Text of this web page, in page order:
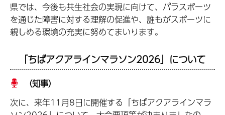
県では、今後も共生社会の実現に向けて、パラスポーツ
を通じた障害に対する理解の促進や、誰もがスポーツに
親しめる環境の充実に努めてまいります。
「ちばアクアラインマラソン2026」について
（知事）
次に、来年11月8日に開催する「ちばアクアラインマラ